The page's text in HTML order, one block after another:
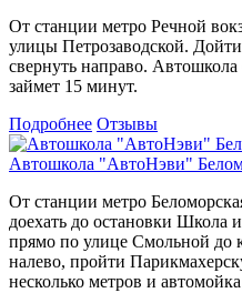
От станции метро Речной
улицы Петрозаводской.
свернуть направо. Автошкола
займет 15 минут.
Подробнее Отзывы
Автошкола "АвтоНэви"
От станции метро
доехать до остановки
прямо по улице Смольной до
налево, пройти
несколько метров и автомойка